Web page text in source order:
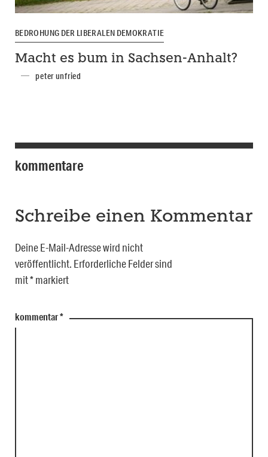
BEDROHUNG DER LIBERALEN DEMOKRATIE
Macht es bum in Sachsen-Anhalt?
peter unfried
kommentare
Schreibe einen Kommentar
Deine E-Mail-Adresse wird nicht
veröffentlicht. Erforderliche Felder sind
mit*markiert
kommentar*